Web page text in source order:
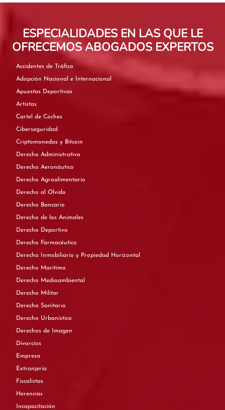
ESPECIALIDADES EN LAS QUE LE
OFRECEMOS ABOGADOS EXPERTOS
Accidentes de Tráfico
Adopción Nacional e Internacional
Apuestas Deportivas
Artistas
Cartel de Coches
Ciberseguridad
Criptomonedas y Bitcoin
Derecho Administrativo
Derecho Aeronáutico
Derecho Agroalimentario
Derecho al Olvido
Derecho Bancario
Derecho de los Animales
Derecho Deportivo
Derecho Farmacéutico
Derecho Inmobiliario y Propiedad Horizontal
Derecho Marítimo
Derecho Medioambiental
Derecho Militar
Derecho Sanitario
Derecho Urbanístico
Derechos de Imagen
Divorcios
Empresa
Extranjería
Fiscalistas
Herencias
Incapacitación